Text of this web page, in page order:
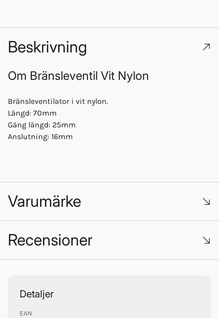
Beskrivning
Om Bränsleventil Vit Nylon
Bränsleventilator i vit nylon.
Längd: 70mm
Gäng längd: 25mm
Anslutning: 16mm
Varumärke
Recensioner
Detaljer
EAN